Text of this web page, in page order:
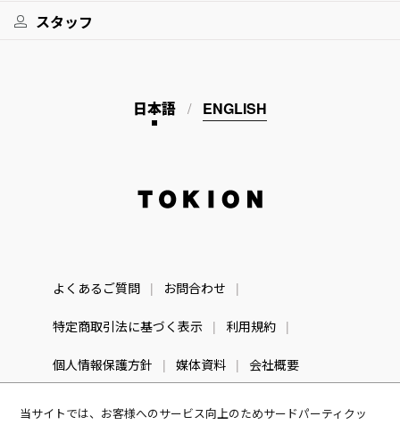
スタッフ
日本語 ENGLISH
当サイトでは、お客様へのサービス向上のためサードパーティクッ
よくあるご質問 お問合わせ
特定商取引法に基づく表示 利用規約
個人情報保護方針 媒体資料 会社概要